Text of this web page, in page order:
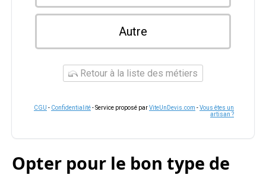
Autre
Retour à la liste des métiers
CGU - Confidentialité- Service proposé parViteUnDevis.com -Vous êtes un
artisan ?
Opter pour le bon type de